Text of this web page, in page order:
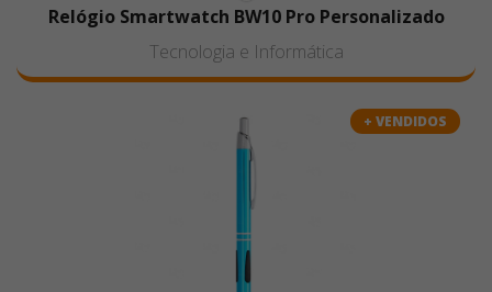
Relógio Smartwatch BW10 Pro Personalizado
Tecnologia e Informática
+ VENDIDOS